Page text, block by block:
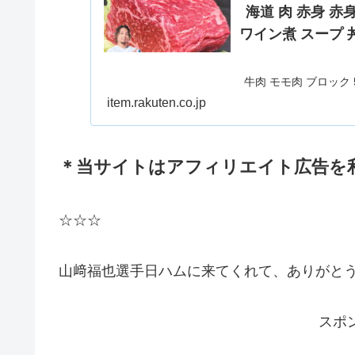
海道 肉 赤身 赤
ワイン煮 スープ
牛肉 モモ肉 ブロック
item.rakuten.co.jp
＊当サイトはアフィリエイト広告を
☆☆☆
山﨑福也選手日ハムに来てくれて、ありがと
スポ